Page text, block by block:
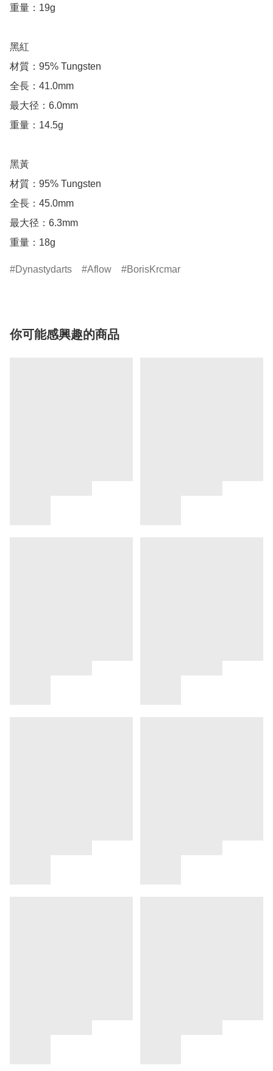
重量：19g
黑紅
材質：95% Tungsten
全長：41.0mm
最大径：6.0mm
重量：14.5g
黑黃
材質：95% Tungsten
全長：45.0mm
最大径：6.3mm
重量：18g
Dynastydarts Aflow BorisKrcmar
你可能感興趣的商品